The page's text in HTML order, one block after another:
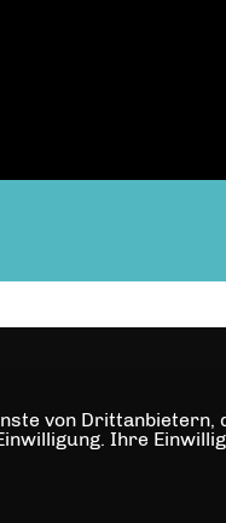
von Drittanbietern,
Ihre